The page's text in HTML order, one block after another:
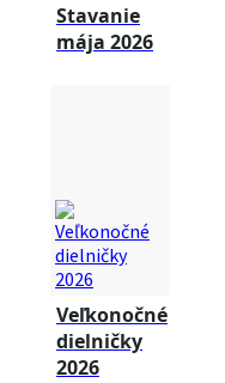
Stavanie
mája 2026
Veľkonočné
dielničky
2026